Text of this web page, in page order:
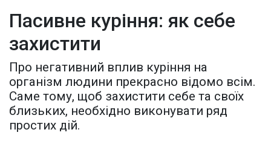
Пасивне куріння: як себе
захистити
Про негативний вплив куріння на
організм людини прекрасно відомо всім.
Саме тому, щоб захистити себе та своїх
близьких, необхідно виконувати ряд
простих дій.